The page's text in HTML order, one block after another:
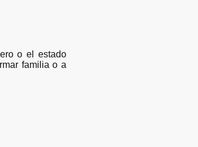
o el estado
familia o a